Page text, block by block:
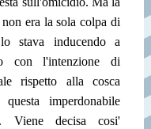
era la sola colpa di
stava inducendo a
con l'intenzione di
rispetto alla cosca
imperdonabile
Viene decisa cosi'